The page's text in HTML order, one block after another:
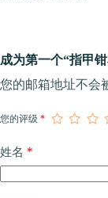
成为第一个“指甲
您的邮箱地址不会
您的评级 *
姓名 *